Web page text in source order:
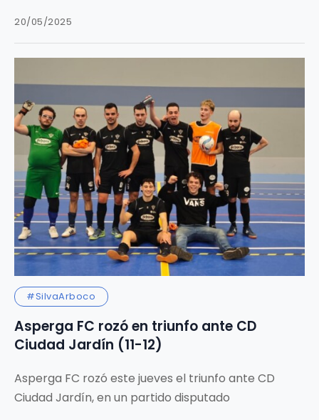
20/05/2025
#SilvaArboco
Asperga FC rozó en triunfo ante CD
Ciudad Jardín (11-12)
Asperga FC rozó este jueves el triunfo ante CD
Ciudad Jardín, en un partido disputado